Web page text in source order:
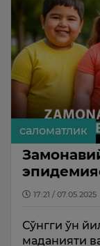
саломатлик
17:21 / 07.05.2025
Сўнгги ўн
маданияти